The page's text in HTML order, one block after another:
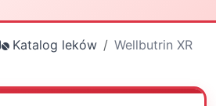
Katalog leków Wellbutrin XR